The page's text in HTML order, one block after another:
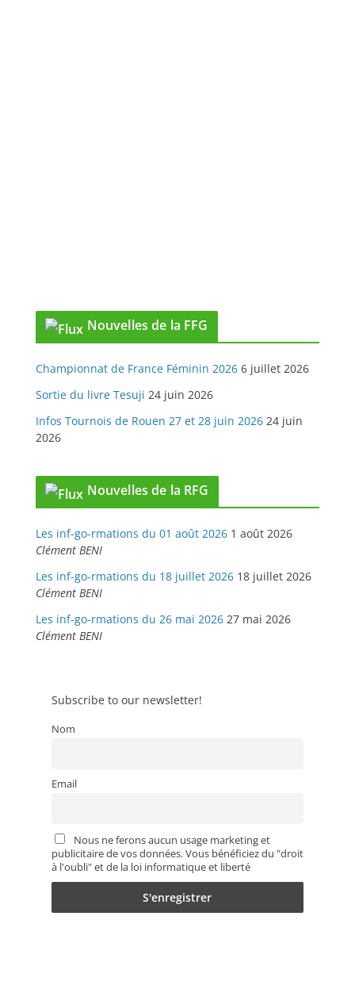
Nouvelles de la FFG
Championnat de France Féminin 2026 6 juillet 2026
Sortie du livre Tesuji 24 juin 2026
Infos Tournois de Rouen 27 et 28 juin 2026 24 juin
2026
Nouvelles de la RFG
Les inf-go-rmations du 01 août 2026 1 août 2026
Clément BENI
Les inf-go-rmations du 18 juillet 2026 18 juillet 2026
Clément BENI
Les inf-go-rmations du 26 mai 2026 27 mai 2026
Clément BENI
Subscribe to our newsletter!
Nom
Email
Nous ne ferons aucun usage marketing et
publicitaire de vos données. Vous bénéficiez du "droit
à l'oubli" et de la loi informatique et liberté